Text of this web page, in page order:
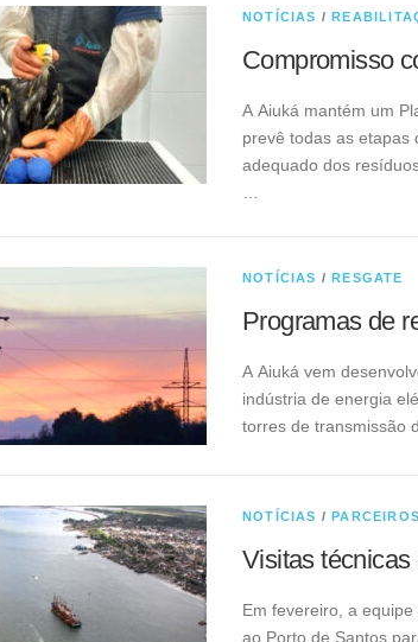
NOTÍCIAS /
Compromisso
A Aiuká mantém um
prevê todas as etapas
adequado dos
NOTÍCIAS /RESGATE
Programas de
A Aiuká vem
indústria de energia
torres de transmissão
NOTÍCIAS /PARCEIROS
Visitas
Em fevereiro, a
ao Porto de Santos